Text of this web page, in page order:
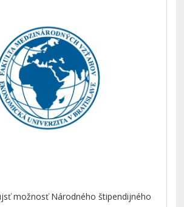
možnosť Národného štipendijného